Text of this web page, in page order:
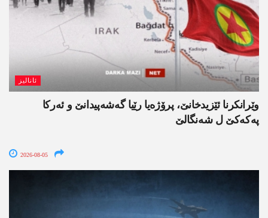
ئانالیز
وێرانکرنا ئێزیدخانێ، پرۆژەیا رێیا گەشەپیدانێ و ئەرکا
پەکەکێ ل شەنگالێ
2026-08-05